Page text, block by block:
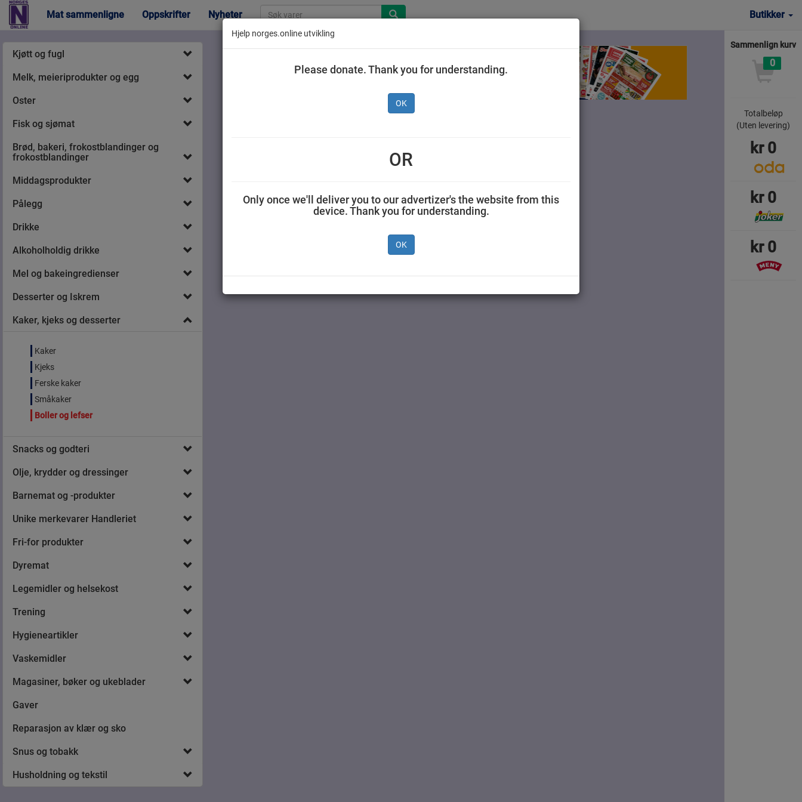
Mat sammenligne Oppskrifter Nyheter Butikker
Kjøtt og fugl
Melk, meieriprodukter og egg
Oster
Fisk og sjømat
Brød, bakeri, frokostblandinger og
frokostblandinger
Middagsprodukter
Pålegg
Drikke
Alkoholholdig drikke
Mel og bakeingredienser
Desserter og Iskrem
Kaker, kjeks og desserter
Kaker
Kjeks
Ferske kaker
Småkaker
Boller og lefser
Snacks og godteri
Olje, krydder og dressinger
Barnemat og -produkter
Unike merkevarer Handleriet
Fri-for produkter
Dyremat
Legemidler og helsekost
Trening
Hygieneartikler
Vaskemidler
Magasiner, bøker og ukeblader
Gaver
Reparasjon av klær og sko
Snus og tobakk
Husholdning og tekstil
Sammenlign kurv
0
Totalbeløp
(Uten levering)
kr 0
kr 0
kr 0
Hjelp norges.online utvikling
Please donate. Thank you for understanding.
OK
OR
Only once we'll deliver you to our advertizer's the website from this
device. Thank you for understanding.
OK